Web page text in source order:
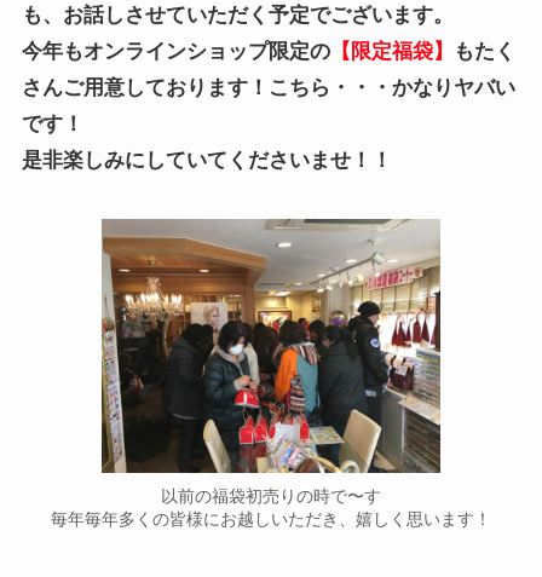
も、お話しさせていただく予定でございます。
今年もオンラインショップ限定の【限定福袋】
もたく
さんご用意しております！こちら・・・かなりヤバい
です！
是非楽しみにしていてくださいませ！！
以前の福袋初売りの時で〜す
毎年毎年多くの皆様にお越しいただき、嬉しく思います！